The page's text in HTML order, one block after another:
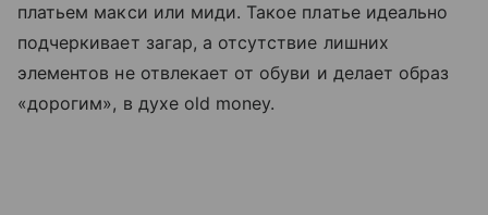
платьем макси или миди. Такое платье идеально
подчеркивает загар, а отсутствие лишних
элементов не отвлекает от обуви и делает образ
«дорогим», в духе old money.